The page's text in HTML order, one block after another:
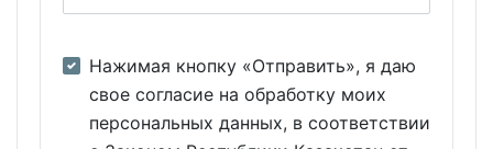
Нажимая кнопку «Отправить», я даю
свое согласие на обработку моих
персональных данных, в соответствии